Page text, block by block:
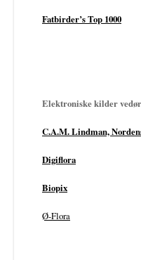
Fatbirder’s Top 1000
Elektroniske kilder
C.A.M. Lindman,
Digiflora
Biopix
Ø-Flora